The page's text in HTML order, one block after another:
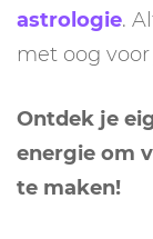
astrologie.
met oog
Ontdek je
energie om
te maken!